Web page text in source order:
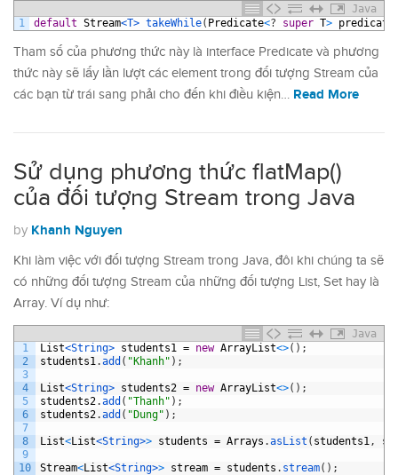
Java
1
default Stream<T> takeWhile( Predicate<? super T> predicate
Tham số của phương thức này là interface Predicate và phương
thức này sẽ lấy lần lượt các element trong đối tượng Stream của
các bạn từ trái sang phải cho đến khi điều kiện… Read More
Sử dụng phương thức flatMap()
của đối tượng Stream trong Java
by Khanh Nguyen
Khi làm việc với đối tượng Stream trong Java, đôi khi chúng ta sẽ
có những đối tượng Stream của những đối tượng List, Set hay là
Array. Ví dụ như:
Java
1
2
3
4
5
6
7
8
9
10
List<String> students1 = new ArrayList<>( ) ;
students1 .add ( "Khanh" ) ;
List<String> students2 = new ArrayList<>( ) ;
students2.add ( "Thanh" ) ;
students2.add ( "Dung" ) ;
List<List<String>> students = Arrays .asList ( students1 ,
Stream<List<String>> stream = students . stream( ) ;